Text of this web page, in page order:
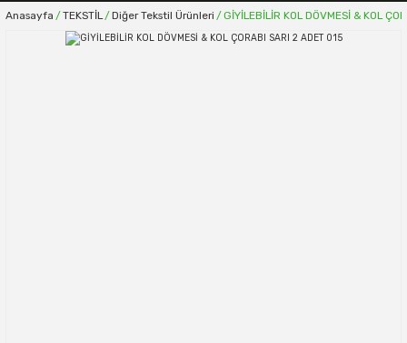
Anasayfa TEKSTİL Diğer Tekstil Ürünleri GİYİLEBİLİR KOL DÖVMESİ & KOL